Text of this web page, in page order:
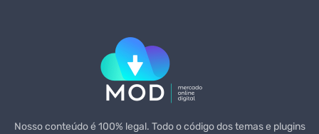
Nosso conteúdo é 100% legal. Todo o código dos temas e plugins